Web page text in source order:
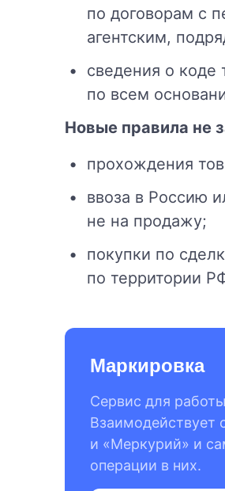
по договорам с
агентским,
сведения о коде
по всем
Новые правила не
прохождения
ввоза в Россию
не на продажу;
покупки по
по территории
Маркировка
Сервис для
и «Меркурий» и
операции в них.